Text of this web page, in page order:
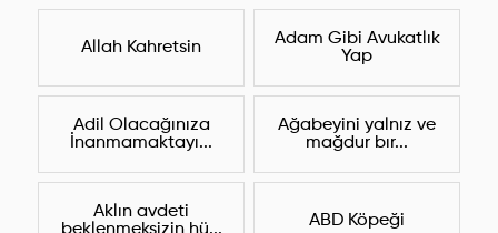
Allah Kahretsin
Adam Gibi Avukatlık
Yap
Adil Olacağınıza
İnanmamaktayı...
Ağabeyini yalnız ve
mağdur bır...
Aklın avdeti
ABD Köpeği